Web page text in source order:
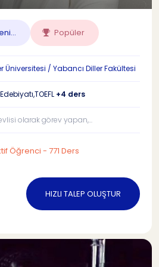
Popüler
/ Yabancı Diller Fakültesi
+4 ders
olarak görev yapan,...
Öğrenci - 771 Ders
HIZLI TALEP OLUŞTUR